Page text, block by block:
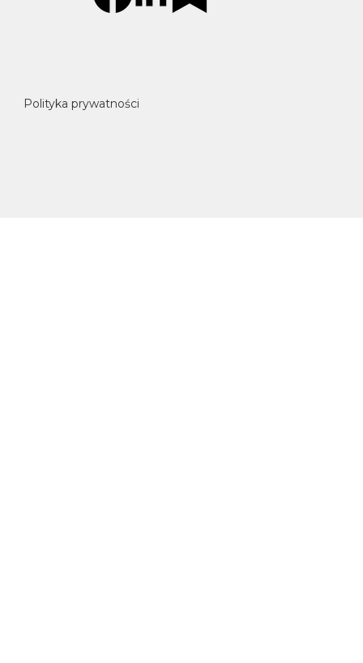
Polityka prywatności